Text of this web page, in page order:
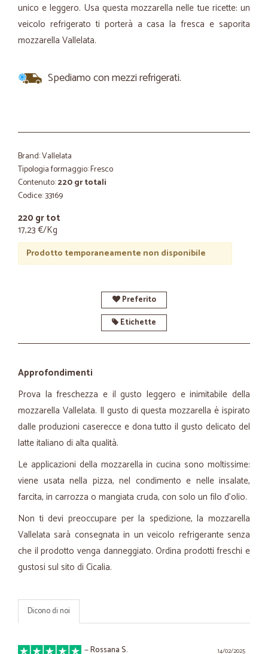
unico e leggero. Usa questa mozzarella nelle tue ricette: un
veicolo refrigerato ti porterà a casa la fresca e saporita
mozzarella Vallelata.
Spediamo con mezzi refrigerati.
Brand: Vallelata
Tipologia formaggio: Fresco
Contenuto:220 gr totali
Codice: 33169
220 gr tot
17,23 €/Kg
Prodotto temporaneamente non disponibile
Preferito
Etichette
Approfondimenti
Prova la freschezza e il gusto leggero e inimitabile della
mozzarella Vallelata. Il gusto di questa mozzarella è ispirato
dalle produzioni caserecce e dona tutto il gusto delicato del
latte italiano di alta qualità.
Le applicazioni della mozzarella in cucina sono moltissime:
viene usata nella pizza, nel condimento e nelle insalate,
farcita, in carrozza o mangiata cruda, con solo un filo d'olio.
Non ti devi preoccupare per la spedizione, la mozzarella
Vallelata sarà consegnata in un veicolo refrigerante senza
che il prodotto venga danneggiato. Ordina prodotti freschi e
gustosi sul sito di Cicalia.
Dicono di noi
14/02/2025
—Rossana S.